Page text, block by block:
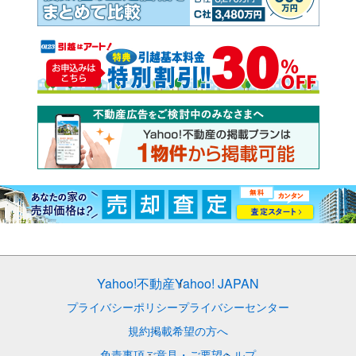
Yahoo!不動産Yahoo! JAPAN
プライバシーポリシープライバシーセンター
規約掲載希望の方へ